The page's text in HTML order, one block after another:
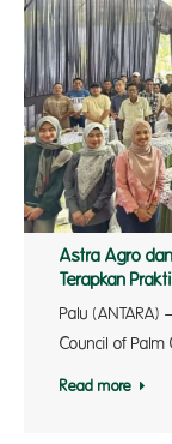
Astra Agro
Terapkan
Palu
Council of Palm
Read more